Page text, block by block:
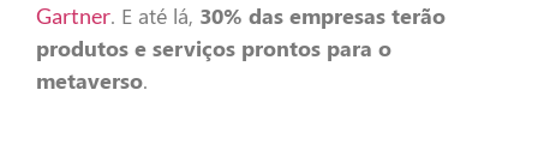
Gartner. E até lá, 30% das empresas terão
produtos e serviços prontos para o
metaverso.